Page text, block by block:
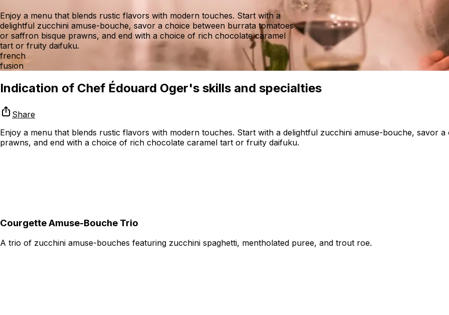
Enjoy a menu that blends rustic flavors with modern touches. Start with a
delightful zucchini amuse-bouche, savor a choice between burrata tomatoes
or saffron bisque prawns, and end with a choice of rich chocolate caramel
tart or fruity daifuku.
french
fusion
Indication of Chef Édouard Oger's skills and specialties
Share
Enjoy a menu that blends rustic flavors with modern touches. Start with a delightful zucchini amuse-bouche, savor
prawns, and end with a choice of rich chocolate caramel tart or fruity daifuku.
Courgette Amuse-Bouche Trio
A trio of zucchini amuse-bouches featuring zucchini spaghetti, mentholated puree, and trout roe.